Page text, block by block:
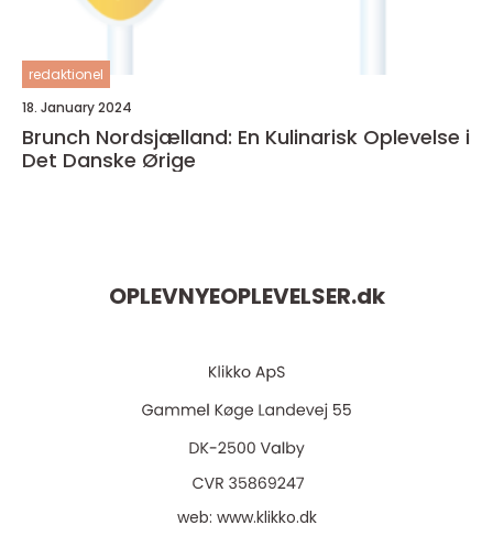
redaktionel
18. January 2024
Brunch Nordsjælland: En Kulinarisk Oplevelse i
Det Danske Ørige
OPLEVNYEOPLEVELSER.dk
web: www.klikko.dk